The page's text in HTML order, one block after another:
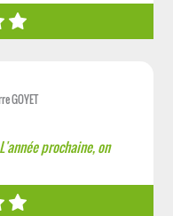
GOYET
prochaine, on